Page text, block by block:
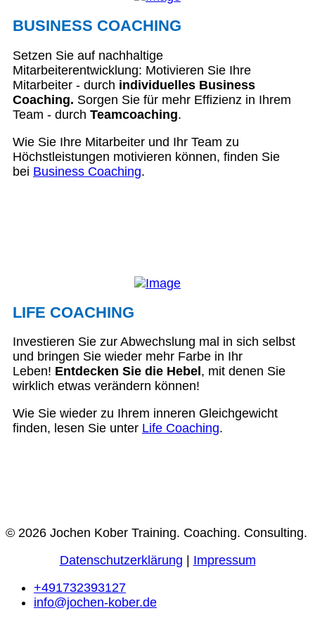
BUSINESS COACHING
Setzen Sie auf nachhaltige
Mitarbeiterentwicklung: Motivieren Sie Ihre
Mitarbeiter - durch individuelles Business
Coaching. Sorgen Sie für mehr Effizienz in Ihrem
Team - durch Teamcoaching.
Wie Sie Ihre Mitarbeiter und Ihr Team zu
Höchstleistungen motivieren können, finden Sie
bei Business Coaching.
LIFE COACHING
Investieren Sie zur Abwechslung mal in sich selbst
und bringen Sie wieder mehr Farbe in Ihr
Leben! Entdecken Sie die Hebel , mit denen Sie
wirklich etwas verändern können!
Wie Sie wieder zu Ihrem inneren Gleichgewicht
finden, lesen Sie unter Life Coaching.
© 2026 Jochen Kober Training. Coaching. Consulting.
Datenschutzerklärung
Impressum
+491732393127
info@jochen-kober.de